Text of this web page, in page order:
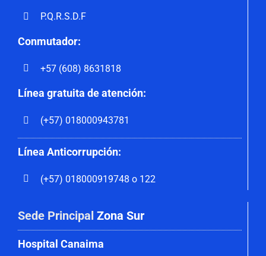
P.Q.R.S.D.F
Conmutador:
+57 (608) 8631818
Línea gratuita de atención:
(+57) 018000943781
Línea Anticorrupción:
(+57) 018000919748 o 122
Sede Principal Zona Sur
Hospital Canaima